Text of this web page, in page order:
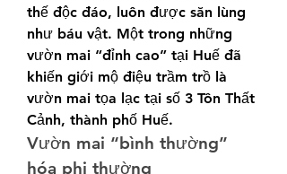
thế độc đáo, luôn được săn lùng
như báu vật. Một trong những
vườn mai “đỉnh cao” tại Huế đã
khiến giới mộ điệu trầm trồ là
vườn mai tọa lạc tại số 3 Tôn Thất
Cảnh, thành phố Huế.
Vườn mai “bình thường”
hóa phi thường